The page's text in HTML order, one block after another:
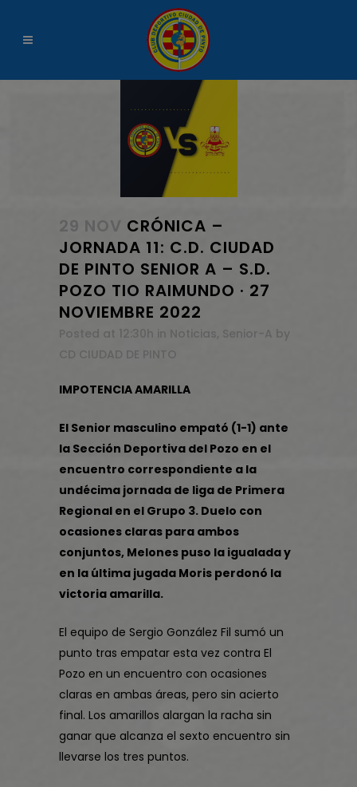
29 NOV CRÓNICA –
JORNADA 11: C.D. CIUDAD
DE PINTO SENIOR A – S.D.
POZO TIO RAIMUNDO · 27
NOVIEMBRE 2022
Posted at 12:30h in Noticias, Senior-A by
CD CIUDAD DE PINTO
IMPOTENCIA AMARILLA
El Senior masculino empató (1-1) ante
la Sección Deportiva del Pozo en el
encuentro correspondiente a la
undécima jornada de liga de Primera
Regional en el Grupo 3. Duelo con
ocasiones claras para ambos
conjuntos, Melones puso la igualada y
en la última jugada Moris perdonó la
victoria amarilla.
El equipo de Sergio González Fil sumó un
punto tras empatar esta vez contra El
Pozo en un encuentro con ocasiones
claras en ambas áreas, pero sin acierto
final. Los amarillos alargan la racha sin
ganar que alcanza el sexto encuentro sin
llevarse los tres puntos.